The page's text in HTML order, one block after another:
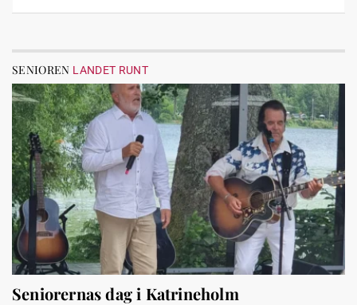
SENIOREN LANDET RUNT
Seniorernas dag i Katrineholm